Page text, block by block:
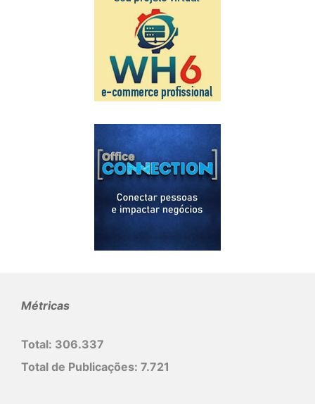
Métricas
Total: 306.337
Total de Publicações: 7.721